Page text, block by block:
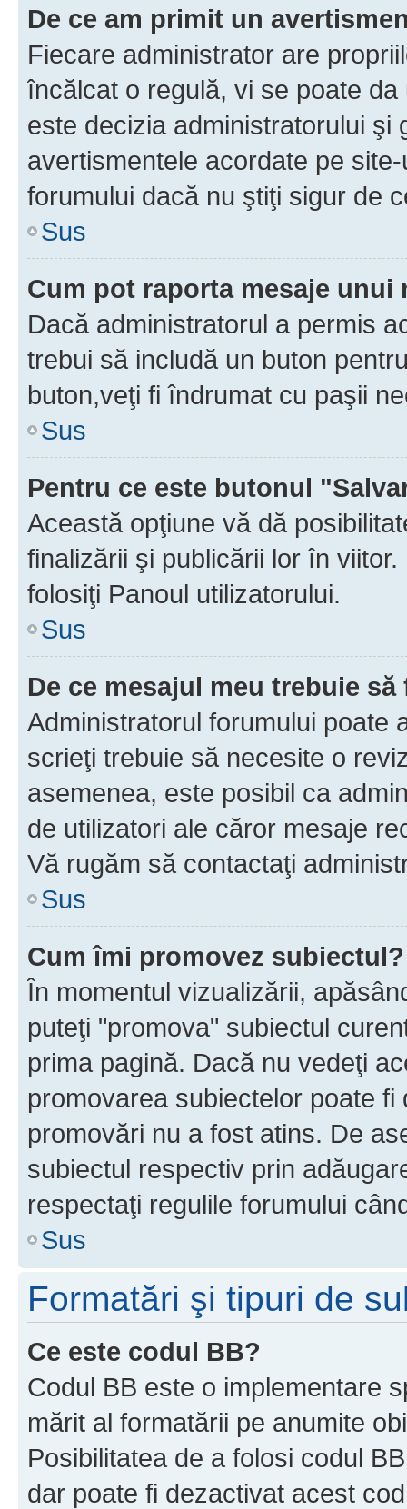
De ce am primit un
Fiecare administrator are
încălcat o regulă, vi se poate
este decizia administratorului şi
avertismentele acordate pe
forumului dacă nu ştiţi sigur de
Sus
Cum pot raporta mesaje unui
Dacă administratorul a permis
trebui să includă un buton
buton,veţi fi îndrumat cu paşii
Sus
Pentru ce este butonul
Această opţiune vă dă
finalizării şi publicării lor în
folosiţi Panoul utilizatorului.
Sus
De ce mesajul meu trebuie
Administratorul forumului poate
scrieţi trebuie să necesite o
asemenea, este posibil ca
de utilizatori ale căror mesaje
Vă rugăm să contactaţi
Sus
Cum îmi promovez subiectul?
În momentul vizualizării,
puteţi "promova" subiectul
prima pagină. Dacă nu vedeţi
promovarea subiectelor poate
promovări nu a fost atins. De
subiectul respectiv prin
respectaţi regulile forumului
Sus
Formatări şi tipuri de
Ce este codul BB?
Codul BB este o implementare
mărit al formatării pe anumite
Posibilitatea de a folosi codul
dar poate fi dezactivat acest